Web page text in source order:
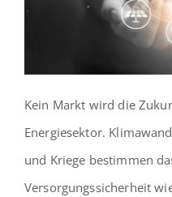
Kein Markt wird die
Energiesektor.
und Kriege bestimmen
Versorgungssicherheit